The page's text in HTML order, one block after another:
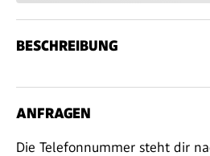
BESCHREIBUNG
ANFRAGEN
Die Telefonnummer steht dir